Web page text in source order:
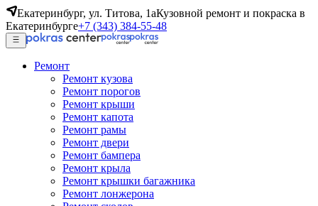
Екатеринбург, ул. Титова, 1аКузовной ремонт и покраска в
Екатеринбурге+7 (343) 384-55-48
Ремонт
Ремонт кузова
Ремонт порогов
Ремонт крыши
Ремонт капота
Ремонт рамы
Ремонт двери
Ремонт бампера
Ремонт крыла
Ремонт крышки багажника
Ремонт лонжерона